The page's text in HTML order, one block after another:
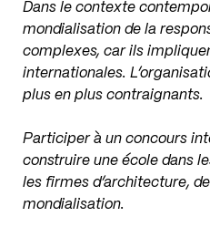
Dans le contexte
mondialisation de la
complexes, car ils
internationales.
plus en plus contraignants.
Participer à un concours
construire une école dans
les firmes d’architecture,
mondialisation.